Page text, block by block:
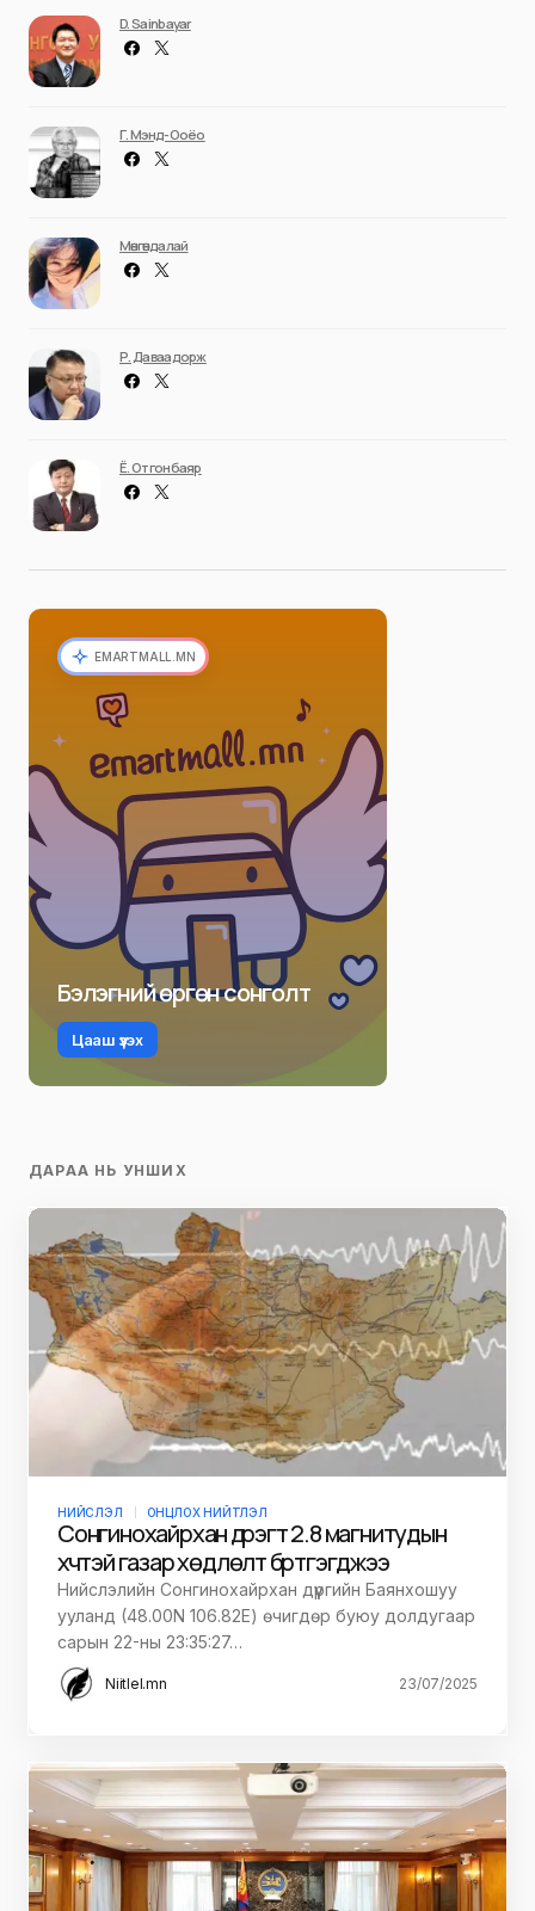
D. Sainbayar
Г. Мэнд-Ооёо
Мөнгөндалай
Р. Даваадорж
Ё. Отгонбаяр
EMARTMALL.MN
Бэлэгний өргөн сонголт
Цааш үзэх
ДАРАА НЬ УНШИХ
НИЙСЛЭЛ ОНЦЛОХ НИЙТЛЭЛ
Сонгинохайрхан дүүрэгт 2.8 магнитудын
хүчтэй газар хөдлөлт бүртгэгджээ
Нийслэлийн Сонгинохайрхан дүүргийн Баянхошуу
ууланд (48.00N 106.82E) өчигдөр буюу долдугаар
сарын 22-ны 23:35:27…
Niitlel.mn 23/07/2025